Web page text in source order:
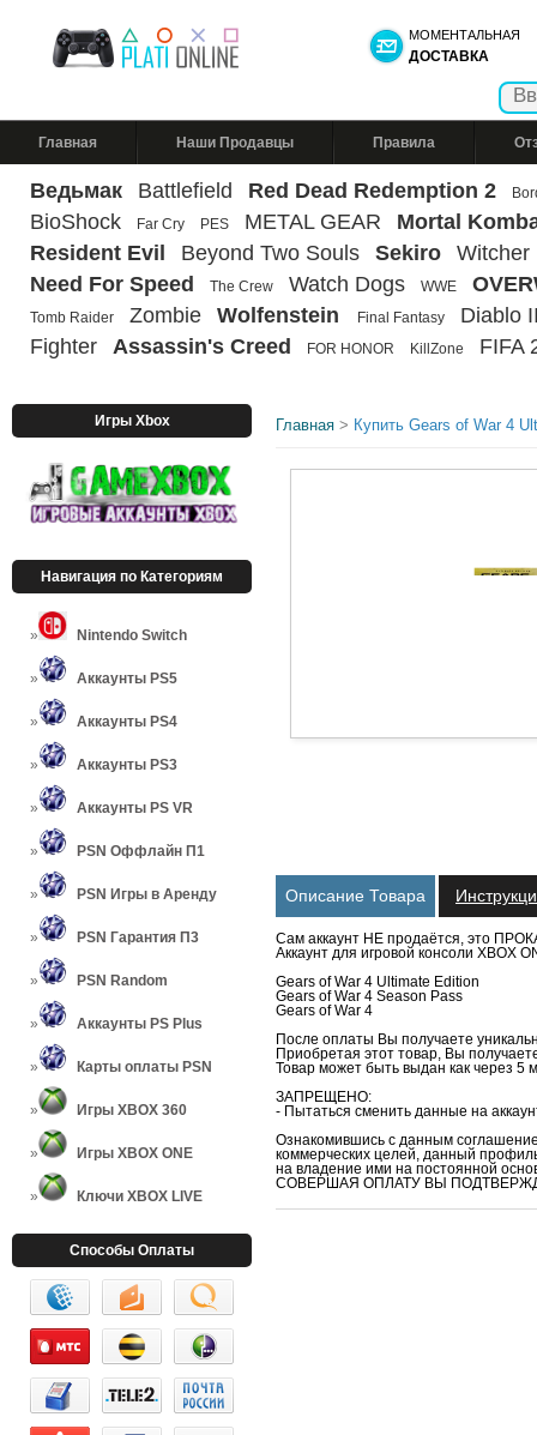
МОМЕНТАЛЬНАЯ
ДОСТАВКА
Главная Наши Продавцы Правила
Ведьмак Battlefield Red Dead Redemption 2
BioShock Far Cry PES METAL GEAR
Mortal
Resident Evil
Beyond Two Souls Sekiro
Witcher
Need For Speed
The Crew Watch Dogs WWE
Tomb Raider Zombie Wolfenstein Final Fantasy
Diablo
Fighter
Assassin's Creed FOR HONOR KillZone FIFA
Игры Xbox
Навигация по Категориям
Nintendo Switch
Аккаунты PS5
Аккаунты PS4
Аккаунты PS3
Аккаунты PS VR
PSN Оффлайн П1
PSN Игры в Аренду
PSN Гарантия П3
PSN Random
Аккаунты PS Plus
Карты оплаты PSN
Игры XBOX 360
Игры XBOX ONE
Ключи XBOX LIVE
Способы Оплаты
Главная > Купить Gears of War 4
Описание Товара
Сам аккаунт НЕ продаётся, это
Аккаунт для игровой консоли XBOX
Gears of War 4 Ultimate Edition
Gears of War 4 Season Pass
Gears of War 4
После оплаты Вы получаете
Приобретая этот товар, Вы
Товар может быть выдан как через 5
ЗАПРЕЩЕНО:
- Пытаться сменить данные на
Ознакомившись с данным
коммерческих целей, данный
на владение ими на постоянной
СОВЕРШАЯ ОПЛАТУ ВЫ